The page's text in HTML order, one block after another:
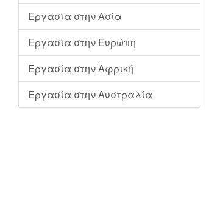
Εργασία στην Ασία
Εργασία στην Ευρώπη
Εργασία στην Αφρική
Εργασία στην Αυστραλία